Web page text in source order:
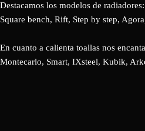
Destacamos los modelos de
Square bench, Rift, Step by step,
En cuanto a calienta toallas nos
Montecarlo, Smart, IXsteel, Kubik,